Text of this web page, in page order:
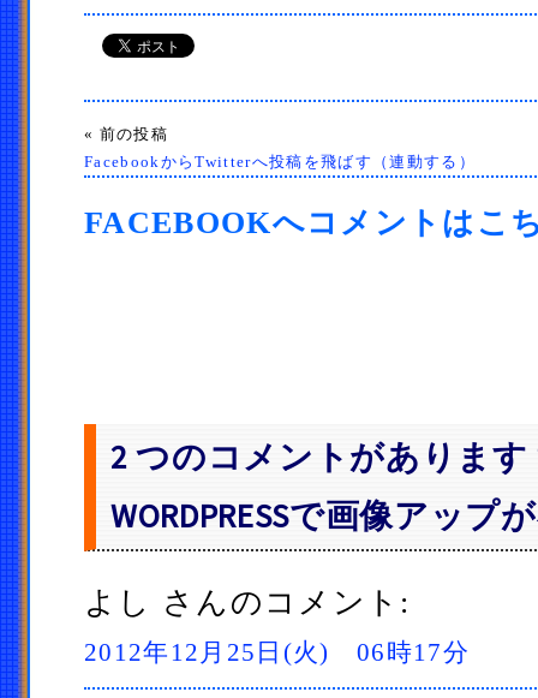
« 前の投稿
FacebookからTwitterへ投稿を飛ばす（連動する）
FACEBOOKへコメントはこ
2 つのコメントがあります
WORDPRESSで画像アップ
よし さんのコメント:
2012年12月25日(火) 06時17分